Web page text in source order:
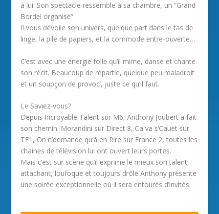
à lui. Son spectacle ressemble à sa chambre, un “Grand
Bordel organisé”.
Il vous dévoile son univers, quelque part dans le tas de
linge, la pile de papiers, et la commode entre-ouverte…
C’est avec une énergie folle qu’il mime, danse et chante
son récit. Beaucoup de répartie, quelque peu maladroit
et un soupçon de provoc’, juste ce qu’il faut.
Le Saviez-vous?
Depuis Incroyable Talent sur M6, Anthony Joubert a fait
son chemin. Morandini sur Direct 8, Ca va s’Cauet sur
TF1, On n’demande qu’à en Rire sur France 2, toutes les
chaines de télévision lui ont ouvert leurs portes.
Mais c’est sur scène qu’il exprime le mieux son talent,
attachant, loufoque et toujours drôle Anthony présente
une soirée exceptionnelle où il sera entourés d’invités.